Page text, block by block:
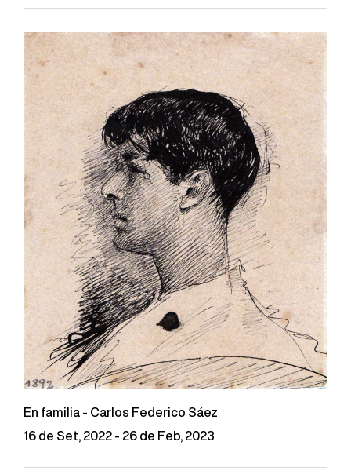
En familia - Carlos Federico Sáez
16 de Set, 2022 - 26 de Feb, 2023